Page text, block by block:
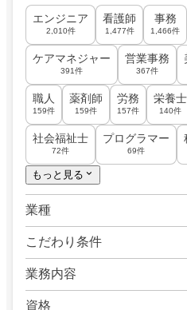
エンジニア
2,010件
看護師
1,477件
事務
1,466件
ケアマネジャー
391件
営業事務
367件
職人
159件
薬剤師
159件
労務
157件
栄養士
140件
社会福祉士
72件
プログラマー
69件
もっと見る
業種
こだわり条件
業務内容
資格